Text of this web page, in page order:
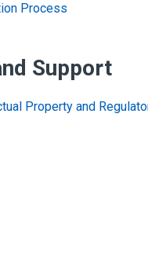
Process
Support
Property and